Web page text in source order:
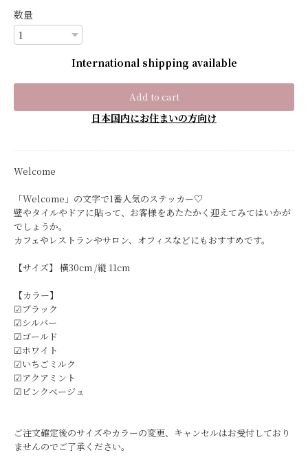
数量
International shipping available
Add to cart
日本国内にお住まいの方向け
Welcome
「Welcome」の文字で1番人気のステッカー♡
壁やタイルやドアに貼って、お客様をあたたかく迎えてみてはいかが
でしょうか。
カフェやレストランやサロン、オフィスなどにもおすすめです。
【サイズ】 横30cm /縦 11cm
【カラー】
☑︎ブラック
☑︎シルバー
☑︎ゴールド
☑︎ホワイト
☑︎いちごミルク
☑︎アクアミント
☑︎ピンクベージュ
ご注文確定後のサイズやカラーの変更、キャンセルはお受付しており
ませんのでご了承ください。